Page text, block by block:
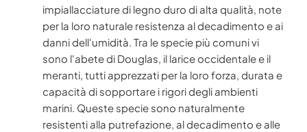
impiallacciature di legno duro di alta qualità, note
per la loro naturale resistenza al decadimento e ai
danni dell'umidità. Tra le specie più comuni vi
sono l'abete di Douglas, il larice occidentale e il
meranti, tutti apprezzati per la loro forza, durata e
capacità di sopportare i rigori degli ambienti
marini. Queste specie sono naturalmente
resistenti alla putrefazione, al decadimento e alle